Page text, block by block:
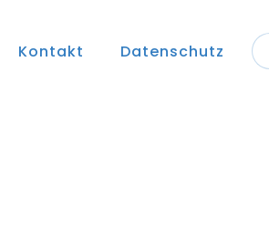
Kontakt Datenschutz